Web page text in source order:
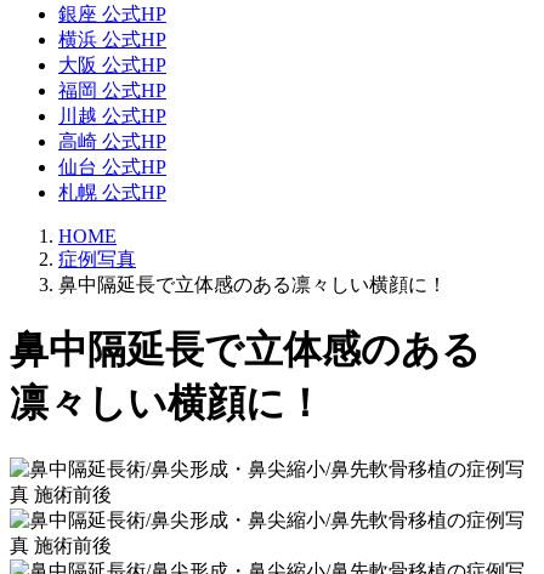
銀座 公式HP
横浜 公式HP
大阪 公式HP
福岡 公式HP
川越 公式HP
高崎 公式HP
仙台 公式HP
札幌 公式HP
HOME
症例写真
鼻中隔延長で立体感のある凛々しい横顔に！
鼻中隔延長で立体感のある
凛々しい横顔に！